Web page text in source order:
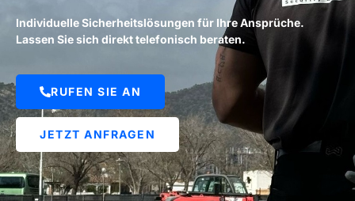
Individuelle Sicherheitslösungen für Ihre Ansprüche.
Lassen Sie sich direkt telefonisch beraten.
RUFEN SIE AN
JETZT ANFRAGEN